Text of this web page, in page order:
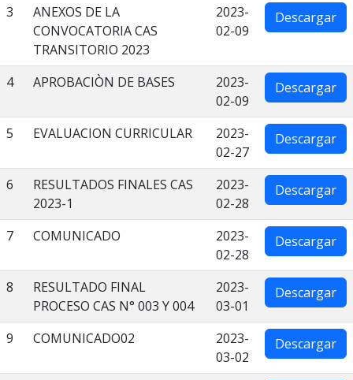
3
ANEXOS DE LA
CONVOCATORIA CAS
TRANSITORIO 2023
2023-
02-09
Descargar
4 APROBACIÒN DE BASES
2023-
02-09
Descargar
5 EVALUACION CURRICULAR
2023-
02-27
Descargar
6
RESULTADOS FINALES CAS
2023-1
2023-
02-28
Descargar
7 COMUNICADO
2023-
02-28
Descargar
8
RESULTADO FINAL
PROCESO CAS N° 003 Y 004
2023-
03-01
Descargar
9 COMUNICADO02
2023-
03-02
Descargar